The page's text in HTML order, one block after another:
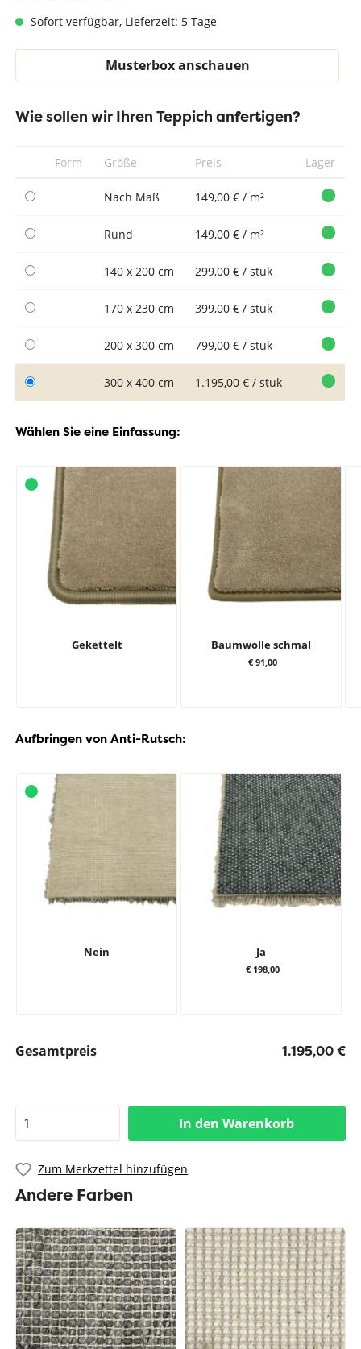
Sofort verfügbar, Lieferzeit: 5 Tage
Musterbox anschauen
Wie sollen wir Ihren Teppich anfertigen?
Form Größe Preis Lager
Nach Maß 149,00 € / m²
Rund 149,00 € / m²
140 x 200 cm 299,00 € / stuk
170 x 230 cm 399,00 € / stuk
200 x 300 cm 799,00 € / stuk
300 x 400 cm 1.195,00 € / stuk
Wählen Sie eine Einfassung:
Gekettelt Baumwolle schmal
€ 91,00
Aufbringen von Anti-Rutsch:
Nein Ja
€ 198,00
Gesamtpreis 1.195,00 €
In den Warenkorb
Zum Merkzettel hinzufügen
Andere Farben